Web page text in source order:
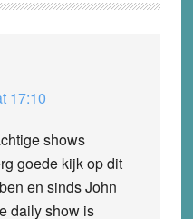
17:10
shows
goede kijk op dit
en sinds John
daily show is